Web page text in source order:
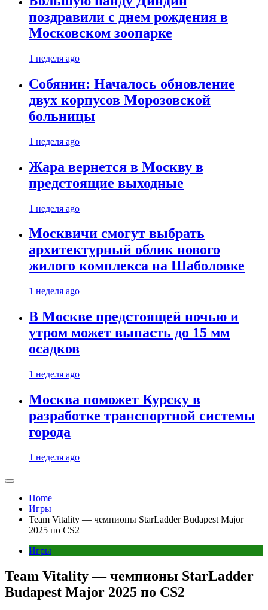
поздравили с днем рождения в
Московском зоопарке
1 неделя ago
Собянин: Началось обновление
двух корпусов Морозовской
больницы
1 неделя ago
Жара вернется в Москву в
предстоящие выходные
1 неделя ago
Москвичи смогут выбрать
архитектурный облик нового
жилого комплекса на Шаболовке
1 неделя ago
В Москве предстоящей ночью и
утром может выпасть до 15 мм
осадков
1 неделя ago
Москва поможет Курску в
разработке транспортной системы
города
1 неделя ago
Home
Игры
Team Vitality — чемпионы StarLadder Budapest Major
2025 по CS2
Игры
Team Vitality — чемпионы StarLadder
Budapest Major 2025 по CS2